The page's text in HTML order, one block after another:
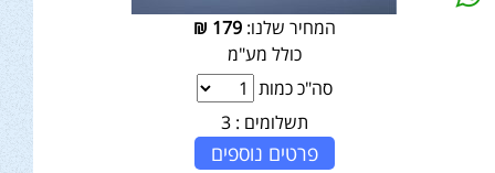
המחיר שלנו:179
₪
כולל מע"מ
סה"כ כמות
תשלומים : 3
פרטים נוספים